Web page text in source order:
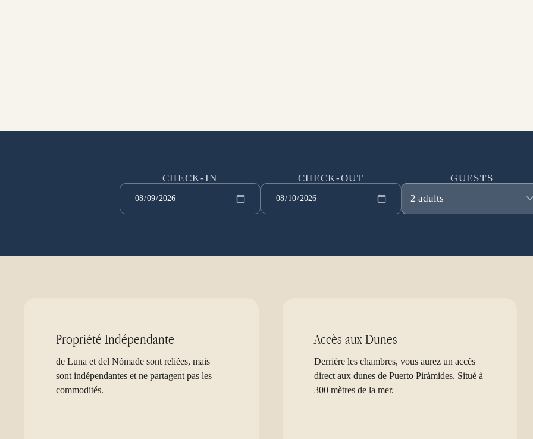
CHECK-IN CHECK-OUT
GUESTS
2 adults
Propriété Indépendante
de Luna et del Nómade sont reliées, mais
sont indépendantes et ne partagent pas les
commodités.
Accès aux Dunes
Derrière les chambres, vous aurez un accès
direct aux dunes de Puerto Pirámides. Situé à
300 mètres de la mer.